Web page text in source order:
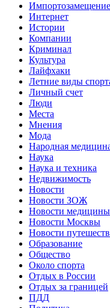
Импортозамещение
Интернет
Истории
Компании
Криминал
Культура
Лайфхаки
Летние виды
Личный счет
Люди
Места
Мнения
Мода
Народная
Наука
Наука и техника
Недвижимость
Новости
Новости ЗОЖ
Новости медицины
Новости Москвы
Новости
Образование
Общество
Около спорта
Отдых в России
Отдых за границей
ПДД